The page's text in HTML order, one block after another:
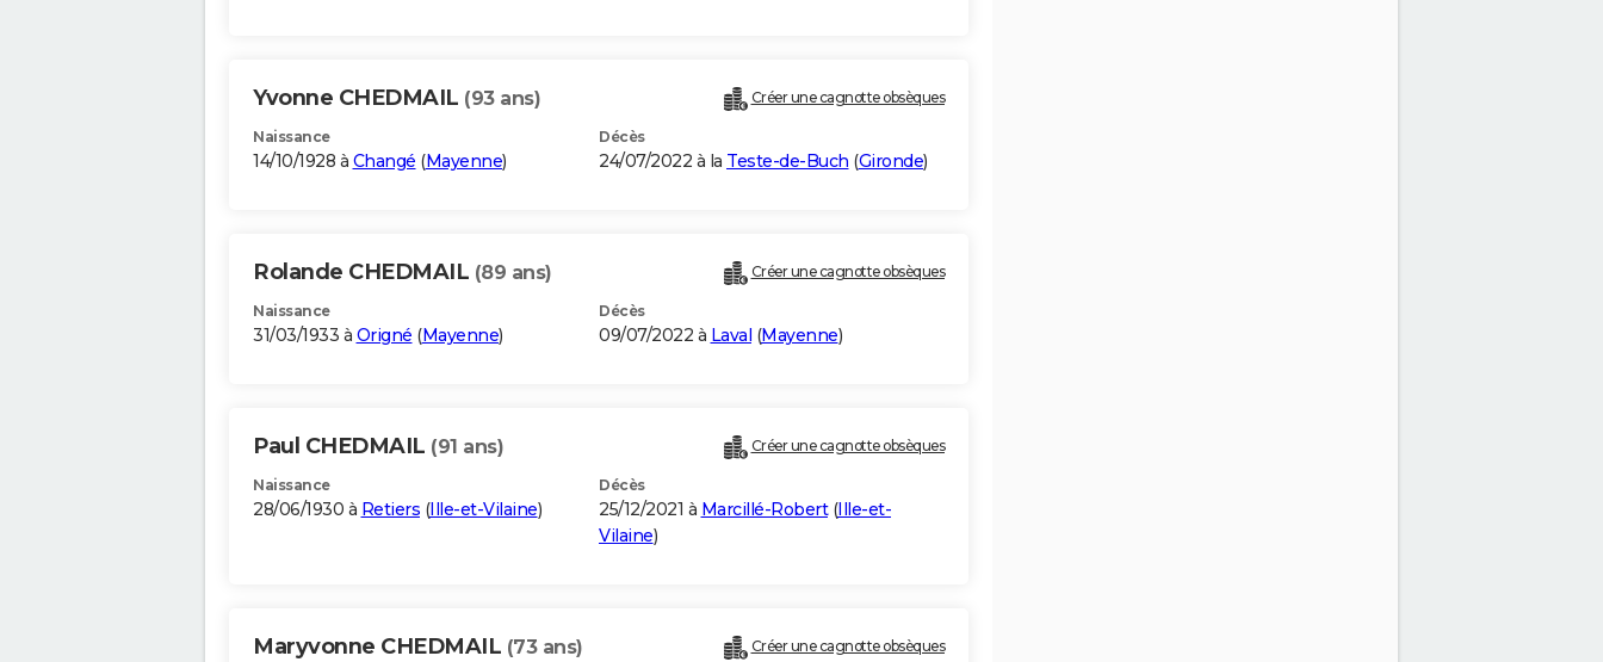
Yvonne CHEDMAIL (93 ans) Créer une cagnotte obsèques
Naissance
14/10/1928 à Changé (Mayenne)
Décès
24/07/2022 à la Teste-de-Buch (Gironde)
Rolande CHEDMAIL (89 ans) Créer une cagnotte obsèques
Naissance
31/03/1933 à Origné (Mayenne)
Décès
09/07/2022 à Laval (Mayenne)
Paul CHEDMAIL (91 ans) Créer une cagnotte obsèques
Naissance
28/06/1930 à Retiers (Ille-et-Vilaine)
Décès
25/12/2021 à Marcillé-Robert(Ille-et-
Vilaine)
Maryvonne CHEDMAIL (73 ans) Créer une cagnotte obsèques